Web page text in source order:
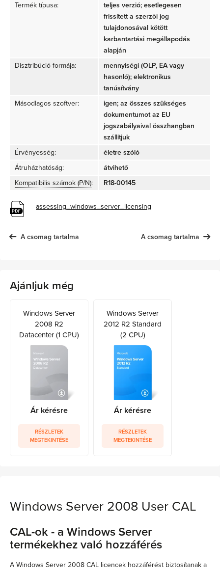
Termék típusa:
teljes verzió; esetlegesen
frissített a szerzői jog
tulajdonosával kötött
karbantartási megállapodás
alapján
Disztribúció formája:
mennyiségi (OLP, EA vagy
hasonló); elektronikus
tanúsítvány
Másodlagos szoftver:
igen; az összes szükséges
dokumentumot az EU
jogszabályaival összhangban
szállítjuk
Érvényesség:
életre szóló
Átruházhatóság:
átvihető
Kompatibilis számok (P/N): R18-00145
assessing_windows_server_licensing
A csomag tartalma A csomag tartalma
Ajánljuk még
Windows Server
2008 R2
Datacenter (1 CPU)
Ár kérésre
RÉSZLETEK
MEGTEKINTÉSE
Windows Server
2012 R2 Standard
(2 CPU)
Ár kérésre
RÉSZLETEK
MEGTEKINTÉSE
Windows Server 2008 User CAL
CAL-ok - a Windows Server
termékekhez való hozzáférés
A Windows Server 2008 CAL licencek hozzáférést biztosítanak a